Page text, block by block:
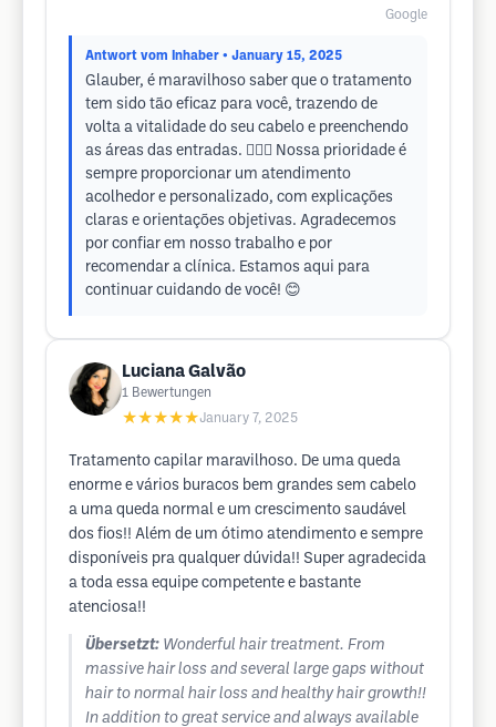
Google
Antwort vom Inhaber • January 15, 2025
Glauber, é maravilhoso saber que o tratamento
tem sido tão eficaz para você, trazendo de
volta a vitalidade do seu cabelo e preenchendo
as áreas das entradas. 💆‍♂️✨ Nossa prioridade é
sempre proporcionar um atendimento
acolhedor e personalizado, com explicações
claras e orientações objetivas. Agradecemos
por confiar em nosso trabalho e por
recomendar a clínica. Estamos aqui para
continuar cuidando de você! 😊
Luciana Galvão
1 Bewertungen
★★★★★January 7, 2025
Tratamento capilar maravilhoso. De uma queda
enorme e vários buracos bem grandes sem cabelo
a uma queda normal e um crescimento saudável
dos fios!! Além de um ótimo atendimento e sempre
disponíveis pra qualquer dúvida!! Super agradecida
a toda essa equipe competente e bastante
atenciosa!!
Übersetzt: Wonderful hair treatment. From
massive hair loss and several large gaps without
hair to normal hair loss and healthy hair growth!!
In addition to great service and always available